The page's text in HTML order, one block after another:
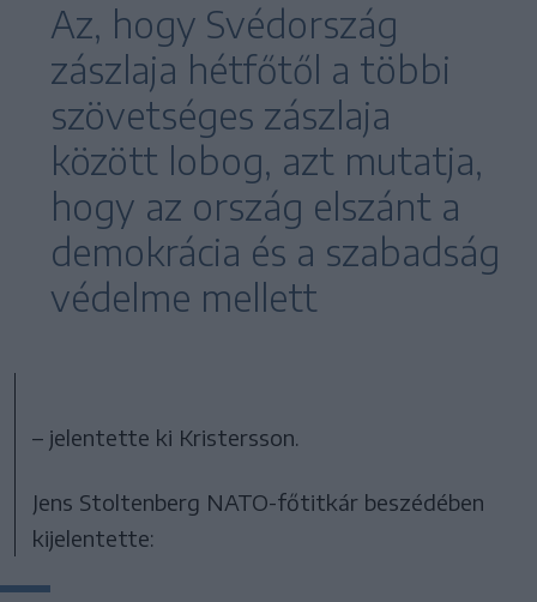
Az, hogy Svédország
zászlaja hétfőtől a többi
szövetséges zászlaja
között lobog, azt mutatja,
hogy az ország elszánt a
demokrácia és a szabadság
védelme mellett
– jelentette ki Kristersson.
Jens Stoltenberg NATO-főtitkár beszédében
kijelentette: